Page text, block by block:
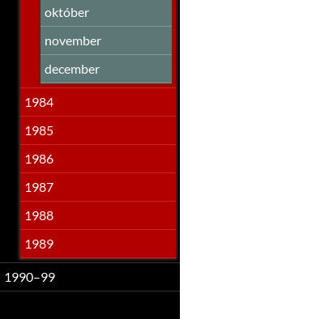
október
november
december
1984
1985
1986
1987
1988
1989
1990–99